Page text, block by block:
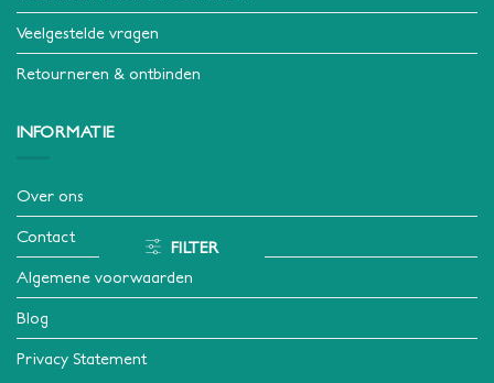
FILTER
Veelgestelde vragen
Retourneren & ontbinden
INFORMATIE
Over ons
Contact
Algemene voorwaarden
Blog
Privacy Statement